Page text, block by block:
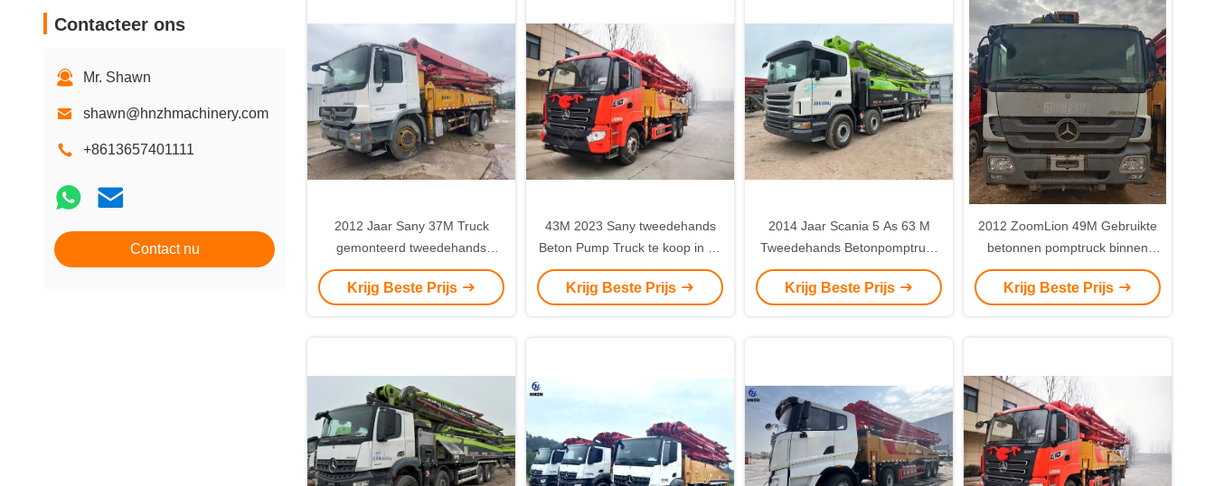
Contacteer ons
Mr. Shawn
shawn@hnzhmachinery.com
+8613657401111
Contact nu
2012 Jaar Sany 37M Truck
gemonteerd tweedehands
Betonpomptruck Met Benz
Chassis voor zwaar werk
Krijg Beste Prijs
43M 2023 Sany tweedehands
Beton Pump Truck te koop in de
buurt van Midden-Azië
Krijg Beste Prijs
2014 Jaar Scania 5 As 63 M
Tweedehands Betonpomptruck
Ideaal voor grijze bouwprojecten
Krijg Beste Prijs
2012 ZoomLion 49M Gebruikte
betonnen pomptruck binnen
Benz chassis
Krijg Beste Prijs